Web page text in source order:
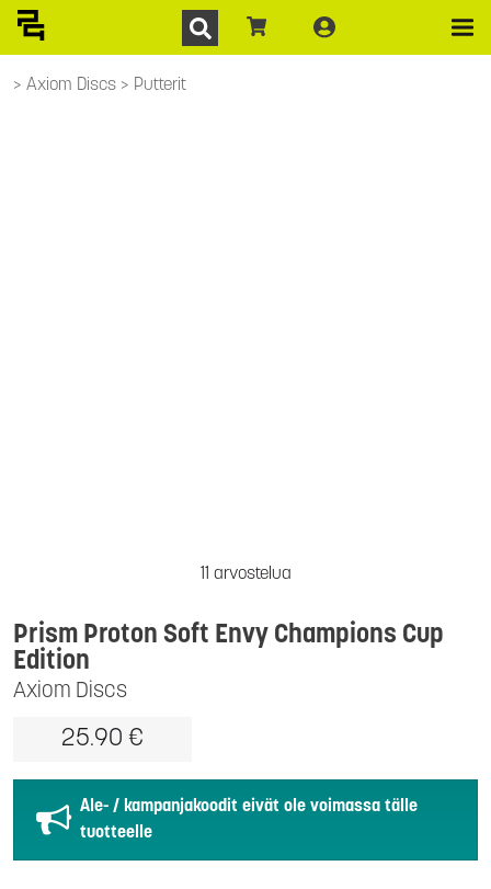
Axiom Discs Putterit
11 arvostelua
Axiom Discs
Prism Proton Soft Envy Champions Cup
Edition
25.90 €
Ale- / kampanjakoodit eivät ole voimassa tälle
tuotteelle